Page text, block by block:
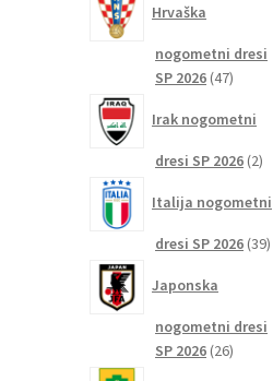
Hrvaška
nogometni dresi
SP 2026 4747
Irak nogometni
dresi SP 2026 22
Italija nogometni
dresi SP 2026 3939
Japonska
nogometni dresi
SP 2026 2626